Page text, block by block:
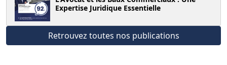
Expertise Juridique Essentielle
Retrouvez toutes nos publications